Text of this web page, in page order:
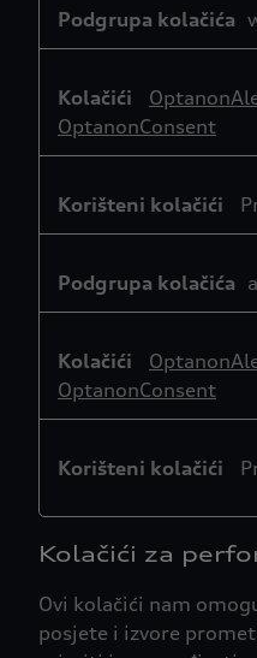
neophodni
kolačići
OptanonConsent
OptanonConsent
Kolačići za
Ovi kolačići nam
posjete i izvore